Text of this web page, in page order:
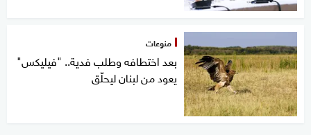
منوعات
بعد اختطافه وطلب فدية.. "فيليكس"
يعود من لبنان ليحلّق